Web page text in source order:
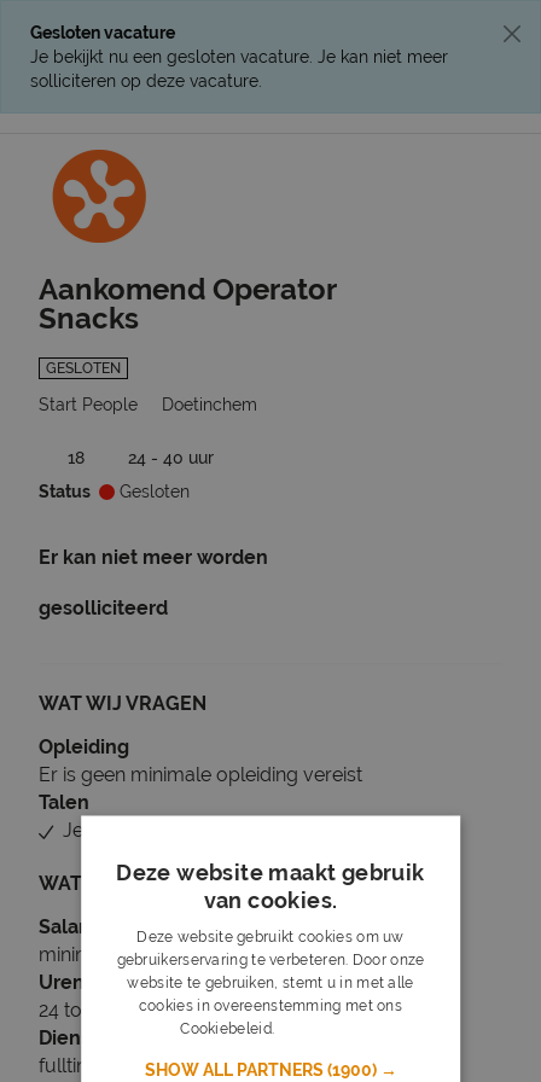
Gesloten vacature
Je bekijkt nu een gesloten vacature. Je kan niet meer
solliciteren op deze vacature.
Aankomend Operator
Snacks
GESLOTEN
Start People Doetinchem
18
24 - 40 uur
Status
Gesloten
Er kan niet meer worden
gesolliciteerd
WAT WIJ VRAGEN
Opleiding
Er is geen minimale opleiding vereist
Talen
Je beheerst Nederlands
WAT WIJ BIEDEN
Salaris
minimaal € 18
Uren
24 tot 40 uur per week
Dienstverband
fulltime
Deze website maakt gebruik
van cookies.
Deze website gebruikt cookies om uw
gebruikerservaring te verbeteren. Door onze
website te gebruiken, stemt u in met alle
cookies in overeenstemming met ons
Cookiebeleid.
SHOW ALL PARTNERS(1900) →